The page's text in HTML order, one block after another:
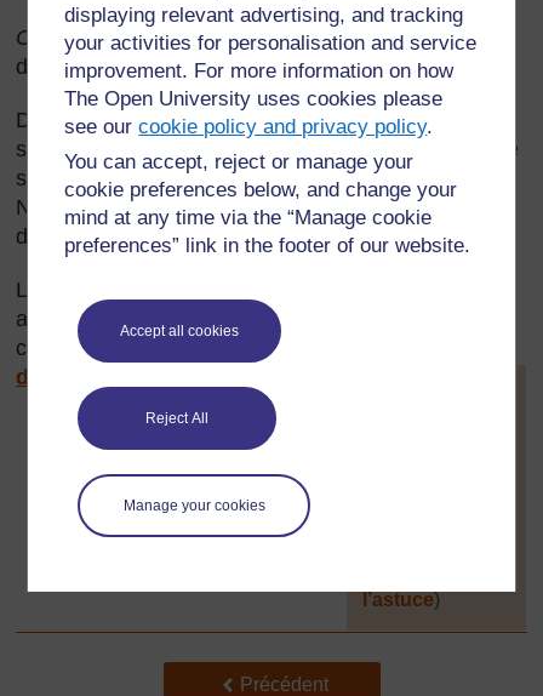
displaying relevant advertising, and tracking
your activities for personalisation and service
improvement. For more information on how
The Open University uses cookies please
see ourcookie policy and privacy policy.
You can accept, reject or manage your
cookie preferences below, and change your
mind at any time via the “Manage cookie
preferences” link in the footer of our website.
Accept all cookies
Reject All
Manage your cookies
Contextes naturels : la langue utilisée doit être celle
de tous les jours.
Dans cette section, nous analysons comment
stimuler ce type d'interaction dans votre classe ; elle
se fait généralement à travers l'utilisation d'images.
Nous vous conseillons de développer une sélection
de ressources.
Le travail interactif en classe se réalise en général
au sein de petits groupes. Il est également utile de
consulter la
Ressource clé : Travailler groupes
dans la classe
l’astuce)
Précédent
Précédent